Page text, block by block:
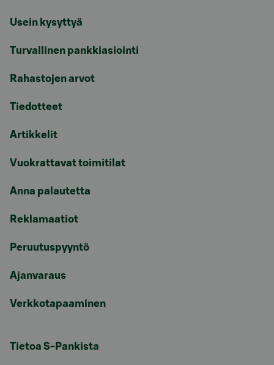
Usein kysyttyä
Turvallinen pankkiasiointi
Rahastojen arvot
Tiedotteet
Artikkelit
Vuokrattavat toimitilat
Anna palautetta
Reklamaatiot
Peruutuspyyntö
Ajanvaraus
Verkkotapaaminen
Tietoa S-Pankista